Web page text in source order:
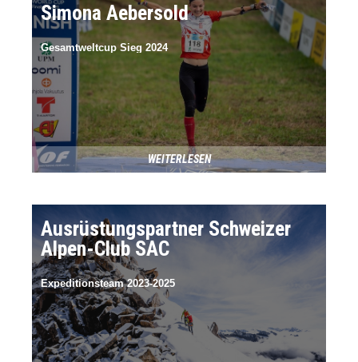
Simona Aebersold
Gesamtweltcup Sieg 2024
WEITERLESEN
Ausrüstungspartner Schweizer
Alpen-Club SAC
Expeditionsteam 2023-2025